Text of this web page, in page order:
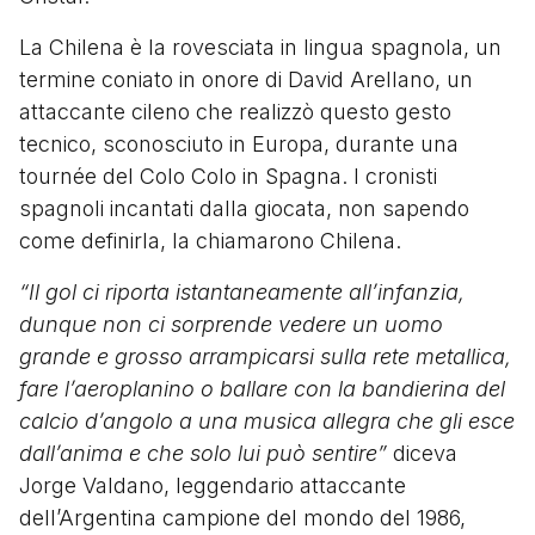
La Chilena è la rovesciata in lingua spagnola, un
termine coniato in onore di David Arellano, un
attaccante cileno che realizzò questo gesto
tecnico, sconosciuto in Europa, durante una
tournée del Colo Colo in Spagna. I cronisti
spagnoli incantati dalla giocata, non sapendo
come definirla, la chiamarono Chilena.
“Il gol ci riporta istantaneamente all’infanzia,
dunque non ci sorprende vedere un uomo
grande e grosso arrampicarsi sulla rete metallica,
fare l’aeroplanino o ballare con la bandierina del
calcio d’angolo a una musica allegra che gli esce
dall’anima e che solo lui può sentire” diceva
Jorge Valdano, leggendario attaccante
dell’Argentina campione del mondo del 1986,